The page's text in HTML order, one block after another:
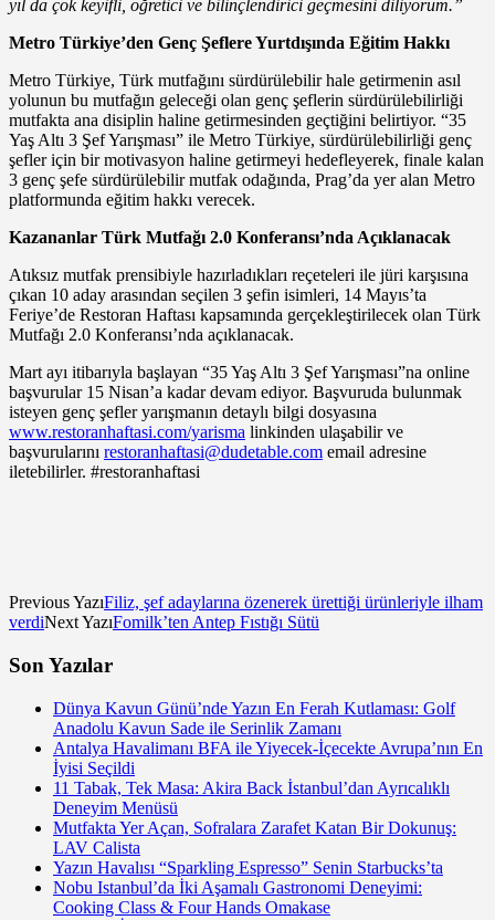
yıl da çok keyifli, öğretici ve bilinçlendirici geçmesini diliyorum.”
Metro Türkiye’den Genç Şeflere Yurtdışında Eğitim Hakkı
Metro Türkiye, Türk mutfağını sürdürülebilir hale getirmenin asıl
yolunun bu mutfağın geleceği olan genç şeflerin sürdürülebilirliği
mutfakta ana disiplin haline getirmesinden geçtiğini belirtiyor. “35
Yaş Altı 3 Şef Yarışması” ile Metro Türkiye, sürdürülebilirliği genç
şefler için bir motivasyon haline getirmeyi hedefleyerek, finale kalan
3 genç şefe sürdürülebilir mutfak odağında, Prag’da yer alan Metro
platformunda eğitim hakkı verecek.
Kazananlar Türk Mutfağı 2.0 Konferansı’nda Açıklanacak
Atıksız mutfak prensibiyle hazırladıkları reçeteleri ile jüri karşısına
çıkan 10 aday arasından seçilen 3 şefin isimleri, 14 Mayıs’ta
Feriye’de Restoran Haftası kapsamında gerçekleştirilecek olan Türk
Mutfağı 2.0 Konferansı’nda açıklanacak.
Mart ayı itibarıyla başlayan “35 Yaş Altı 3 Şef Yarışması”na online
başvurular 15 Nisan’a kadar devam ediyor. Başvuruda bulunmak
isteyen genç şefler yarışmanın detaylı bilgi dosyasına
www.restoranhaftasi.com/yarisma linkinden ulaşabilir ve
başvurularını restoranhaftasi@dudetable.com email adresine
iletebilirler. #restoranhaftasi
Previous YazıFiliz, şef adaylarına özenerek ürettiği ürünleriyle ilham
verdiNext YazıFomilk’ten Antep Fıstığı Sütü
Son Yazılar
Dünya Kavun Günü’nde Yazın En Ferah Kutlaması: Golf
Anadolu Kavun Sade ile Serinlik Zamanı
Antalya Havalimanı BFA ile Yiyecek-İçecekte Avrupa’nın En
İyisi Seçildi
11 Tabak, Tek Masa: Akira Back İstanbul’dan Ayrıcalıklı
Deneyim Menüsü
Mutfakta Yer Açan, Sofralara Zarafet Katan Bir Dokunuş:
LAV Calista
Yazın Havalısı “Sparkling Espresso” Senin Starbucks’ta
Nobu Istanbul’da İki Aşamalı Gastronomi Deneyimi:
Cooking Class & Four Hands Omakase